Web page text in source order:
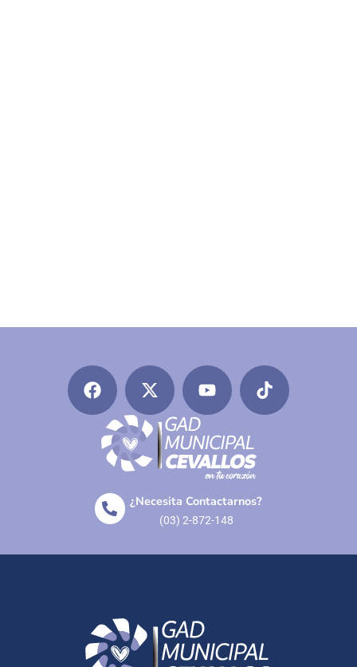
¿Necesita Contactarnos?
(03) 2-872-148